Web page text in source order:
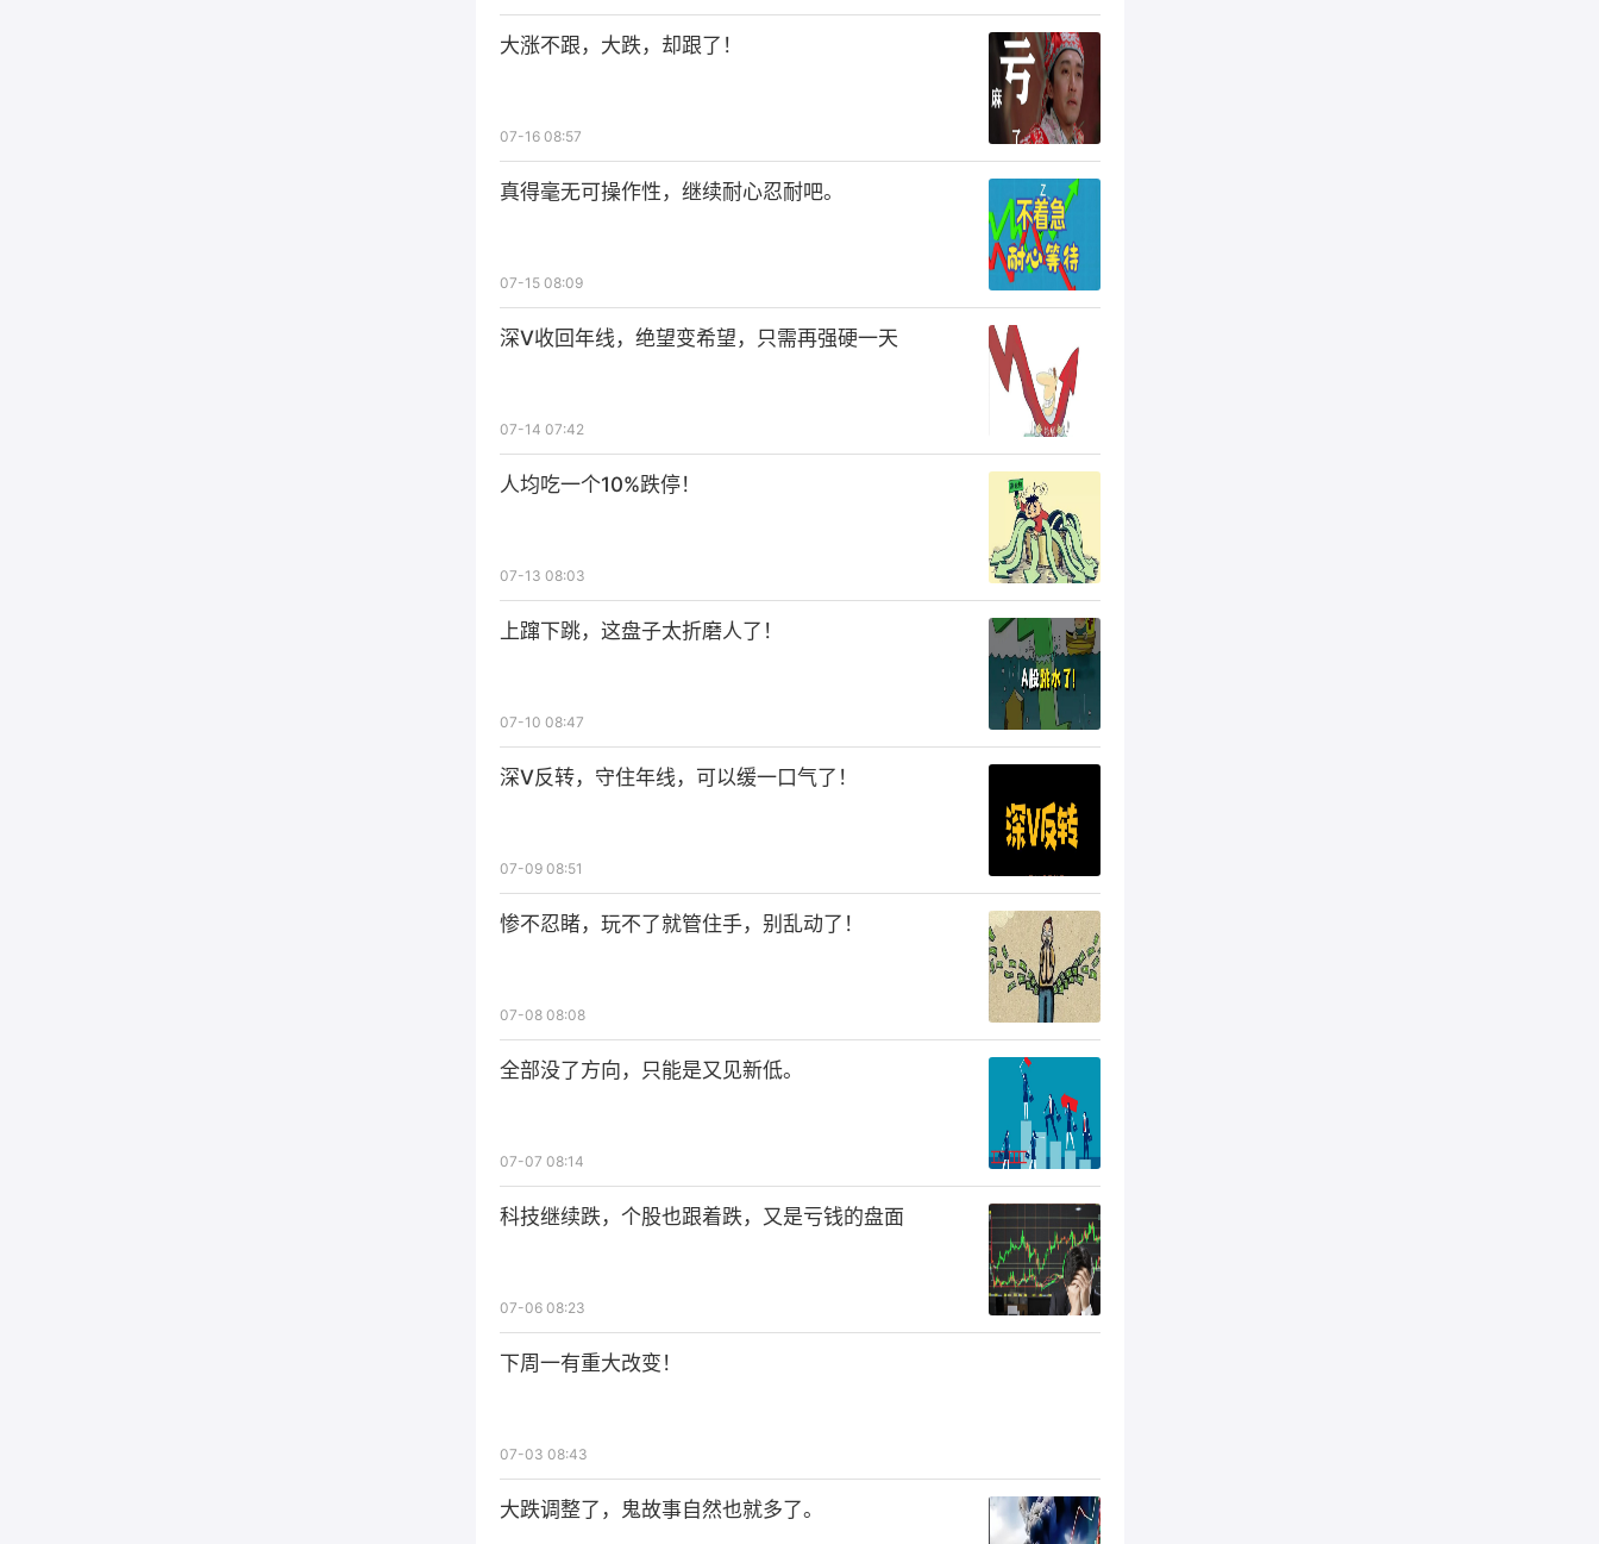
大涨不跟，大跌，却跟了！
07-16 08:57
真得毫无可操作性，继续耐心忍耐吧。
07-15 08:09
深V收回年线，绝望变希望，只需再强硬一天
07-14 07:42
人均吃一个10%跌停！
07-13 08:03
上蹿下跳，这盘子太折磨人了！
07-10 08:47
深V反转，守住年线，可以缓一口气了！
07-09 08:51
惨不忍睹，玩不了就管住手，别乱动了！
07-08 08:08
全部没了方向，只能是又见新低。
07-07 08:14
科技继续跌，个股也跟着跌，又是亏钱的盘面
07-06 08:23
下周一有重大改变！
07-03 08:43
大跌调整了，鬼故事自然也就多了。